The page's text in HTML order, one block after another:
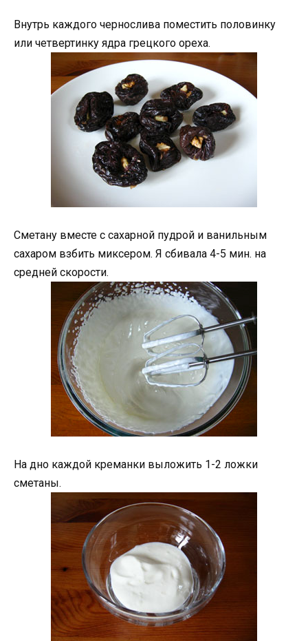
Внутрь каждого чернослива поместить половинку
или четвертинку ядра грецкого ореха.
Сметану вместе с сахарной пудрой и ванильным
сахаром взбить миксером. Я сбивала 4-5 мин. на
средней скорости.
На дно каждой креманки выложить 1-2 ложки
сметаны.